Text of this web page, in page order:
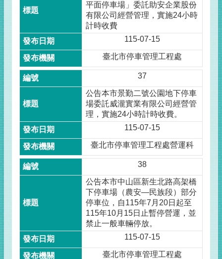
平面停車場」委託助安企業股份
有限公司經營管理，實施24小時
計時收費
115-07-15
臺北市停車管理工程處
37
公告本市景勤二號公園地下停車
場委託威瀧實業有限公司經營管
理，實施24小時計時收費。
115-07-15
臺北市停車管理工程處營運科
38
公告本市中山區新生北路高架橋
下停車場（農安—民族段）部分
停車位，自115年7月20日起至
115年10月15日止暫停營運，並
禁止一般車輛停放。
115-07-15
臺北市停車管理工程處